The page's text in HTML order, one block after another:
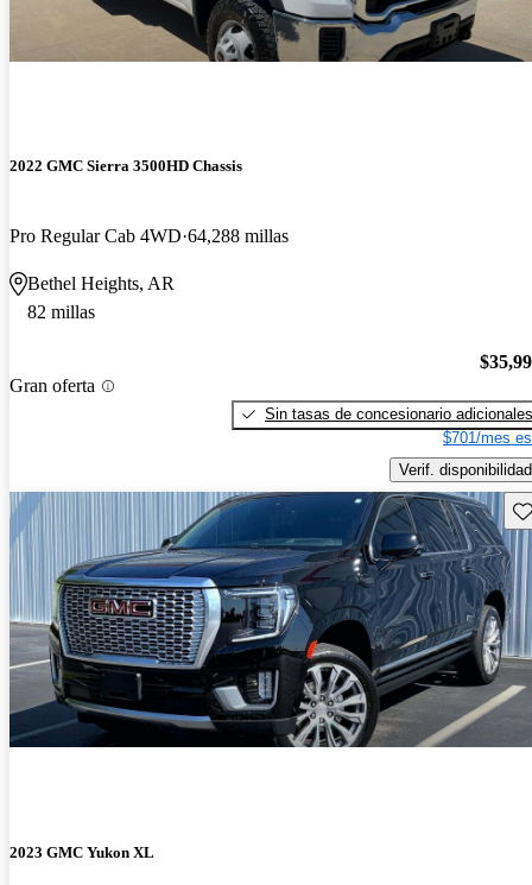
2022 GMC Sierra 3500HD Chassis
Pro Regular Cab 4WD 64,288 millas
Bethel Heights, AR
82 millas
Gran oferta
Sin tasas de concesionario adicionales
$701/mes
Verif. disponibilidad
2023 GMC Yukon XL